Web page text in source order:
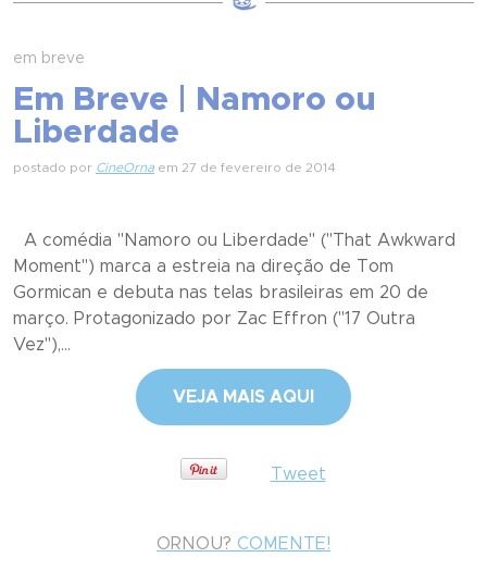
em breve
Em Breve | Namoro ou
Liberdade
postado por CineOrna em 27 de fevereiro de 2014
A comédia "Namoro ou Liberdade" ("That Awkward
Moment") marca a estreia na direção de Tom
Gormican e debuta nas telas brasileiras em 20 de
março. Protagonizado por Zac Effron ("17 Outra
Vez"),...
VEJA MAIS AQUI
Tweet
ORNOU? COMENTE!